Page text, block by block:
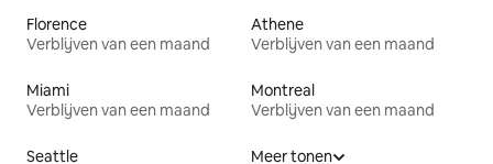
Florence
Verblijven van een maand
Athene
Verblijven van een maand
Miami
Verblijven van een maand
Montreal
Verblijven van een maand
Seattle
Meer tonen